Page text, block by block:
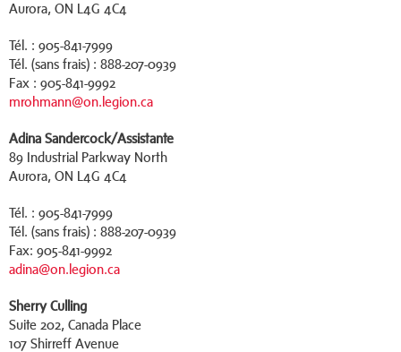
Aurora, ON L4G 4C4
Tél. : 905-841-7999
Tél. (sans frais) : 888-207-0939
Fax : 905-841-9992
mrohmann@on.legion.ca
Adina Sandercock/Assistante
89 Industrial Parkway North
Aurora, ON L4G 4C4
Tél. : 905-841-7999
Tél. (sans frais) : 888-207-0939
Fax: 905-841-9992
adina@on.legion.ca
Sherry Culling
Suite 202, Canada Place
107 Shirreff Avenue